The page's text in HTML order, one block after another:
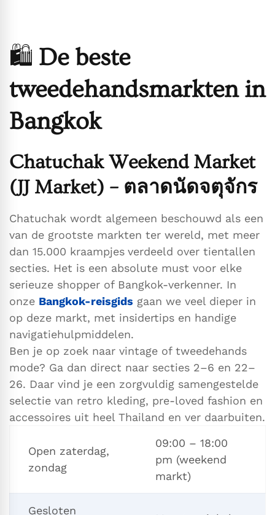
🛍️ De beste
tweedehandsmarkten in
Bangkok
Chatuchak Weekend Market
(JJ Market) – ตลาดนัดจตุจักร
Chatuchak wordt algemeen beschouwd als een
van de grootste markten ter wereld, met meer
dan 15.000 kraampjes verdeeld over tientallen
secties. Het is een absolute must voor elke
serieuze shopper of Bangkok-verkenner. In
onze Bangkok-reisgids gaan we veel dieper in
op deze markt, met insidertips en handige
navigatiehulpmiddelen.
Ben je op zoek naar vintage of tweedehands
mode? Ga dan direct naar secties 2–6 en 22–
26. Daar vind je een zorgvuldig samengestelde
selectie van retro kleding, pre-loved fashion en
accessoires uit heel Thailand en ver daarbuiten.
Open zaterdag,
zondag
09:00 – 18:00
pm (weekend
markt)
Gesloten